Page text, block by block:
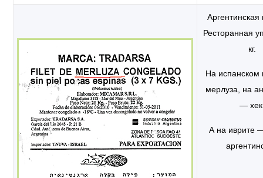
Ресторанная
кг.
На испанском
мерлуза, на
—
А на иврите